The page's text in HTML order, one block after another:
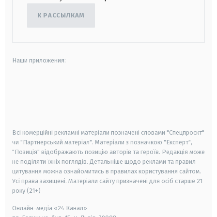
К РАССЫЛКАМ
Наши приложения:
Всі комерційні рекламні матеріали позначені словами "Спецпроєкт"
чи "Партнерський матеріал". Матеріали з позначкою "Експерт",
"Позиція" відображають позицію авторів та героїв. Редакція може
не поділяти їхніх поглядів. Детальніше щодо реклами та правил
цитування можна ознайомитись в правилах користування сайтом.
Усі права захищені. Матеріали сайту призначені для осіб старше 21
року (21+)
Онлайн-медіа «24 Канал»